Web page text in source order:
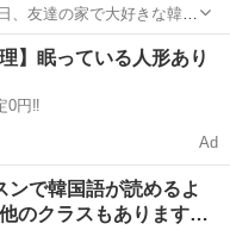
と一緒にソウルで美味しい
】眠っている人形あり
0円‼️
Ad
ンで韓国語が読めるよ
のクラスもあります…